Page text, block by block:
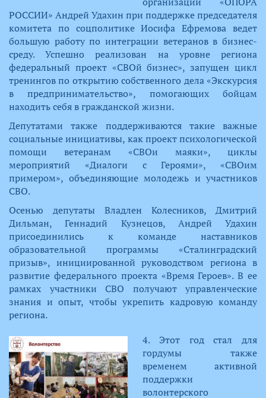
РОССИИ» Андрей Удахин при поддержке председателя
комитета по соцполитике Иосифа Ефремова ведет
большую работу по интеграции ветеранов в бизнес-
среду. Успешно реализован на уровне региона
федеральный проект «СВОй бизнес», запущен цикл
тренингов по открытию собственного дела «Экскурсия
в предпринимательство», помогающих бойцам
находить себя в гражданской жизни.
Депутатами также поддерживаются такие важные
социальные инициативы, как проект психологической
помощи ветеранам «СВОи маяки», циклы
мероприятий «Диалоги с Героями», «СВОим
примером», объединяющие молодежь и участников
СВО.
Осенью депутаты Владлен Колесников, Дмитрий
Дильман, Геннадий Кузнецов, Андрей Удахин
присоединились к команде наставников
образовательной программы «Сталинградский
призыв», инициированной руководством региона в
развитие федерального проекта «Время Героев». В ее
рамках участники СВО получают управленческие
знания и опыт, чтобы укрепить кадровую команду
региона.
​4. Этот год стал для
гордумы также
временем активной
поддержки
волонтерского